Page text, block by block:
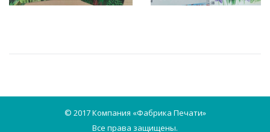
© 2017 Компания «Фабрика Печати»
Все права защищены.